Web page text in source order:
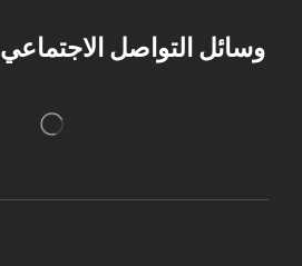
وسائل التواصل الاجتماعي